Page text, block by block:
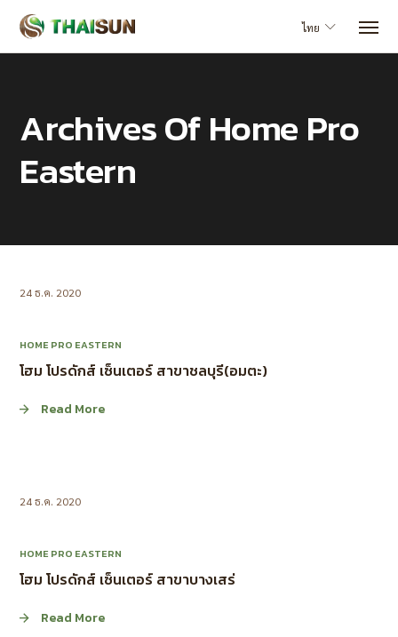
ไทย
Archives Of Home Pro
Eastern
24 ธ.ค. 2020
HOME PRO EASTERN
โฮม โปรดักส์ เซ็นเตอร์ สาขาชลบุรี(อมตะ)
Read More
24 ธ.ค. 2020
HOME PRO EASTERN
โฮม โปรดักส์ เซ็นเตอร์ สาขาบางเสร่
Read More